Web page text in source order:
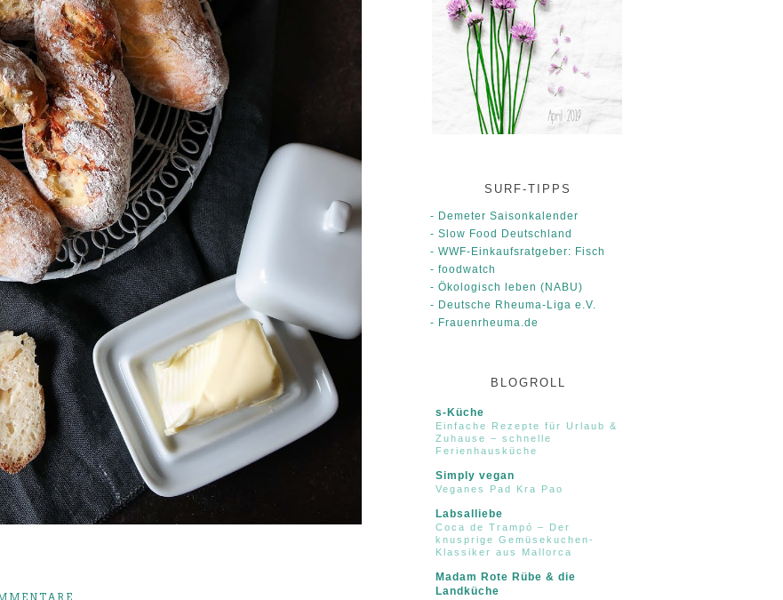
SURF-TIPPS
- Demeter Saisonkalender
- Slow Food Deutschland
- WWF-Einkaufsratgeber: Fisch
- foodwatch
- Ökologisch leben (NABU)
- Deutsche Rheuma-Liga e.V.
- Frauenrheuma.de
BLOGROLL
s-Küche
Einfache Rezepte für Urlaub &
Zuhause – schnelle
Ferienhausküche
Simply vegan
Veganes Pad Kra Pao
Labsalliebe
Coca de Trampó – Der
knusprige Gemüsekuchen-
Klassiker aus Mallorca
Madam Rote Rübe & die
Landküche